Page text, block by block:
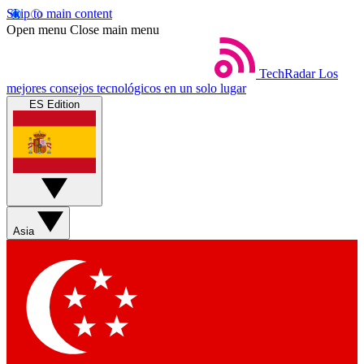
Skip to main content
Open menu Close main menu
TechRadar Los
mejores consejos tecnológicos en un solo lugar
ES Edition
Asia